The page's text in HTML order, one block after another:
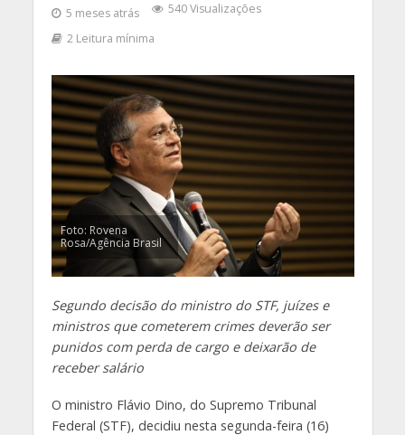
5 meses atrás
540 Visualizações
2 Leitura mínima
Foto: Rovena
Rosa/Agência Brasil
Segundo decisão do ministro do STF, juízes e
ministros que cometerem crimes deverão ser
punidos com perda de cargo e deixarão de
receber salário
O ministro Flávio Dino, do Supremo Tribunal
Federal (STF), decidiu nesta segunda-feira (16)